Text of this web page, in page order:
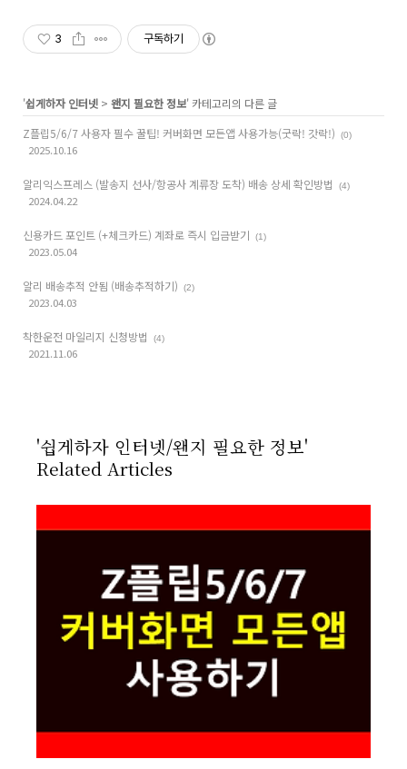
3 구독하기
'쉽게하자 인터넷 > 왠지 필요한 정보' 카테고리의 다른 글
Z플립5/6/7 사용자 필수 꿀팁! 커버화면 모든앱 사용가능(굿락! 갓락!)
(0)
2025.10.16
알리익스프레스 (발송지 선사/항공사 계류장 도착) 배송 상세 확인방법 (4)
2024.04.22
신용카드 포인트 (+체크카드) 계좌로 즉시 입금받기 (1)
2023.05.04
알리 배송추적 안됨 (배송추적하기) (2)
2023.04.03
착한운전 마일리지 신청방법 (4)
2021.11.06
'쉽게하자 인터넷/왠지 필요한 정보'
Related Articles